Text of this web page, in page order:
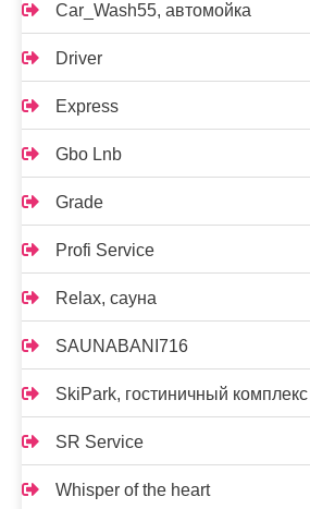
Car_Wash55, автомойка
Driver
Express
Gbo Lnb
Grade
Profi Service
Relax, сауна
SAUNABANI716
SkiPark, гостиничный комплекс
SR Service
Whisper of the heart